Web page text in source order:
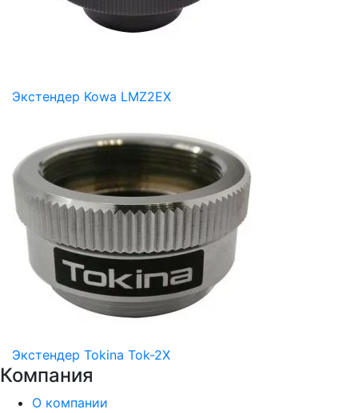
Экстендер Kowa LMZ2EX
Экстендер Tokina Tok-2X
Компания
О компании